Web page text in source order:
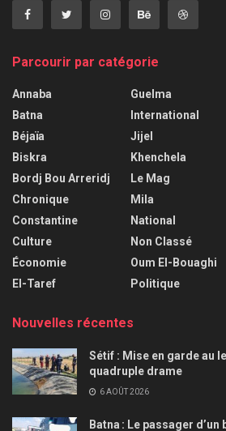
Parcourir par catégorie
Annaba
Batna
Béjaïa
Biskra
Bordj Bou Arreridj
Chronique
Constantine
Culture
Économie
El-Taref
Guelma
International
Jijel
Khenchela
Le Mag
Mila
National
Non Classé
Oum El-Bouaghi
Politique
Nouvelles récentes
Sétif : Mise en garde au
quadruple drame
6 AOÛT 2026
Batna : Le passager